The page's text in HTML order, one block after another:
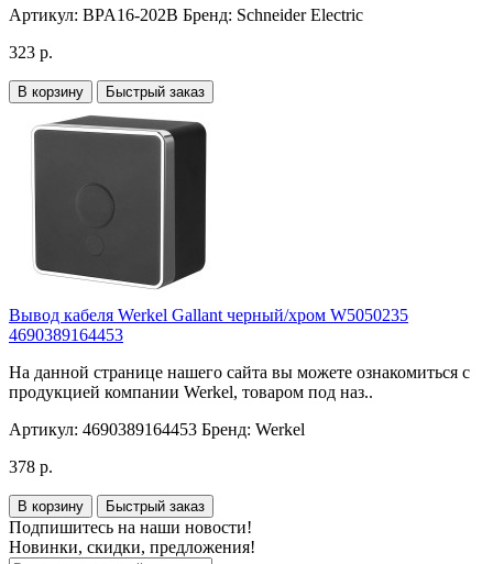
Артикул: BPA16-202B Бренд: Schneider Electric
323 р.
В корзину Быстрый заказ
Вывод кабеля Werkel Gallant черный/хром W5050235
4690389164453
На данной странице нашего сайта вы можете ознакомиться с
продукцией компании Werkel, товаром под наз..
Артикул: 4690389164453 Бренд: Werkel
378 р.
В корзину Быстрый заказ
Подпишитесь на наши новости!
Новинки, скидки, предложения!